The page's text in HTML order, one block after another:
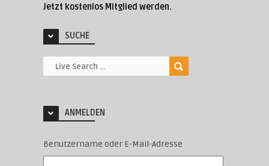
Jetzt kostenlos Mitglied werden.
SUCHE
ANMELDEN
Benutzername oder E-Mail-Adresse